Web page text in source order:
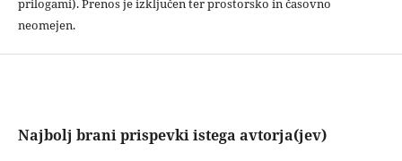
prilogami). Prenos je izključen ter prostorsko in časovno
neomejen.
Najbolj brani prispevki istega avtorja(jev)